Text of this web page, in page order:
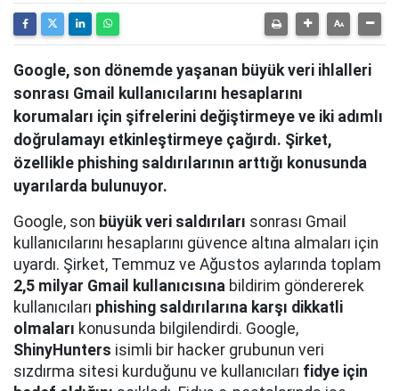
Google, son dönemde yaşanan büyük veri ihlalleri
sonrası Gmail kullanıcılarını hesaplarını
korumaları için şifrelerini değiştirmeye ve iki adımlı
doğrulamayı etkinleştirmeye çağırdı. Şirket,
özellikle phishing saldırılarının arttığı konusunda
uyarılarda bulunuyor.
Google, son büyük veri saldırıları sonrası Gmail
kullanıcılarını hesaplarını güvence altına almaları için
uyardı. Şirket, Temmuz ve Ağustos aylarında toplam
2,5 milyar Gmail kullanıcısına bildirim göndererek
kullanıcıları phishing saldırılarına karşı dikkatli
olmaları konusunda bilgilendirdi. Google,
ShinyHunters isimli bir hacker grubunun veri
sızdırma sitesi kurduğunu ve kullanıcıları fidye için